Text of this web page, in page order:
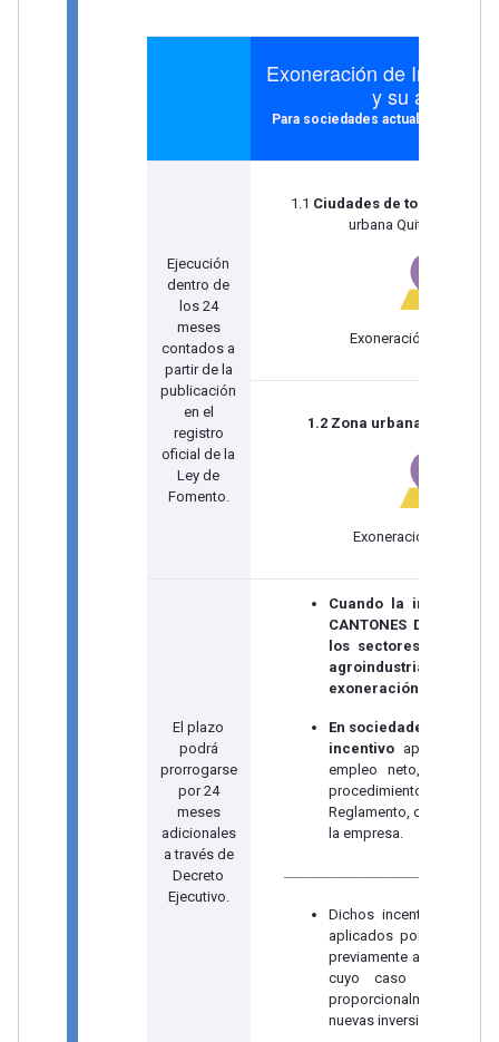
Exoneración de
y su anticipo
Para sociedades actuales* y
Ejecución
dentro de
los 24
meses
contados a
partir de la
publicación
en el
registro
oficial de la
Ley de
Fomento.
1.1 Ciudades de todo el país
urbana Quito y
Exoneración de 12
1.2 Zona urbana Quito y
Exoneración de 8
El plazo
podrá
prorrogarse
por 24
meses
adicionales
a través de
Decreto
Ejecutivo.
Cuando la inversión
CANTONES DE
los sectores
agroindustrial y
exoneración de IR será
En sociedades nuevas
incentivoaplicará sólo
empleo neto, con las
procedimientos que
Reglamento,
la empresa.
Dichos incentivos
aplicados por
previamente a la vigencia
cuyo caso la
proporcionalmente
nuevas inversiones